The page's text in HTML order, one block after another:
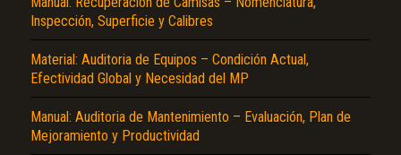
Inspección, Superficie y Calibres
Material: Auditoria de Equipos – Condición Actual,
Efectividad Global y Necesidad del MP
Manual: Auditoria de Mantenimiento – Evaluación, Plan de
Mejoramiento y Productividad